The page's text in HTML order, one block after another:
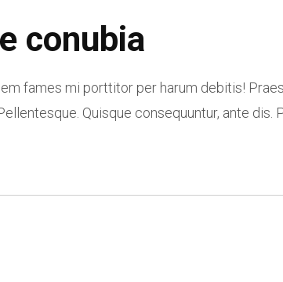
conubia
fames mi porttitor per harum debitis!
Quisque consequuntur, ante dis.